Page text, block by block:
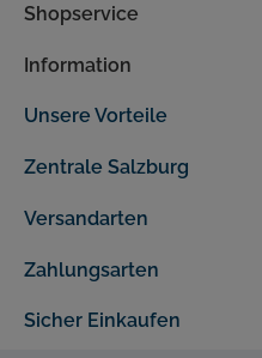
Shopservice
Information
Unsere Vorteile
Versandarten
Zahlungsarten
Zentrale Salzburg
Sicher Einkaufen